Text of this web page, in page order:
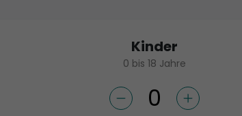
Kinder
0 bis 18 Jahre